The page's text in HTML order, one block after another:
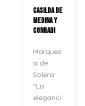
CASILDA DE
MEDINA Y
CONRADI
Marques
a de
Solera:
“La
eleganci